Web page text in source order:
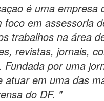
é uma empresa
foco em assessoria
trabalhos na área
revistas, jornais,
por uma
atuar em uma das
do DF. "